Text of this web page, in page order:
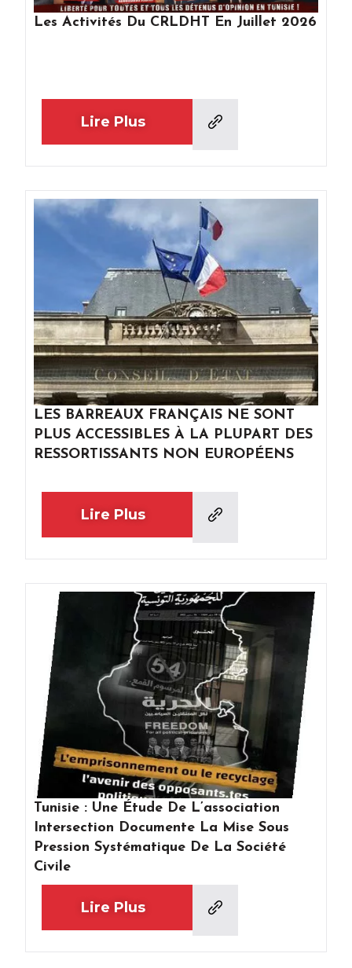
Les Activités Du CRLDHT En Juillet 2026
Lire Plus
LES BARREAUX FRANÇAIS NE SONT
PLUS ACCESSIBLES À LA PLUPART DES
RESSORTISSANTS NON EUROPÉENS
Lire Plus
Tunisie : Une Étude De L’association
Intersection Documente La Mise Sous
Pression Systématique De La Société
Civile
Lire Plus